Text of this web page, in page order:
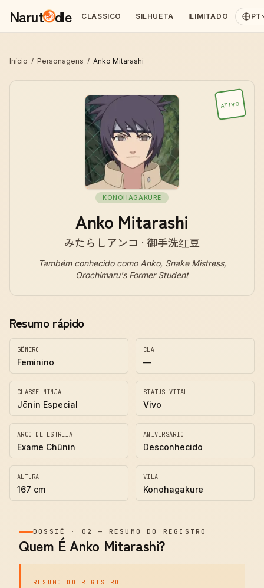
Narut dle CLÁSSICO SILHUETA ILIMITADO PT
Início / Personagens / Anko Mitarashi
ATIVO
KONOHAGAKURE
Anko Mitarashi
みたらしアンコ · 御手洗红豆
Também conhecido como Anko, Snake Mistress,
Orochimaru's Former Student
Resumo rápido
GÊNERO
Feminino
CLÃ
—
CLASSE NINJA
Jōnin Especial
STATUS VITAL
Vivo
ARCO DE ESTREIA
Exame Chūnin
ANIVERSÁRIO
Desconhecido
ALTURA
167 cm
VILA
Konohagakure
DOSSIÊ · 02 — RESUMO DO REGISTRO
Quem É Anko Mitarashi?
RESUMO DO REGISTRO